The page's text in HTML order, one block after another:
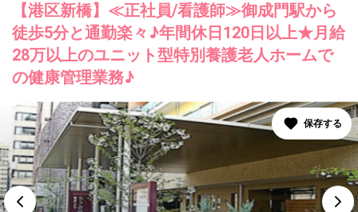
【港区新橋】≪正社員/看護師≫御成門駅から
徒歩5分と通勤楽々♪年間休日120日以上★月給
28万以上のユニット型特別養護老人ホームで
の健康管理業務♪